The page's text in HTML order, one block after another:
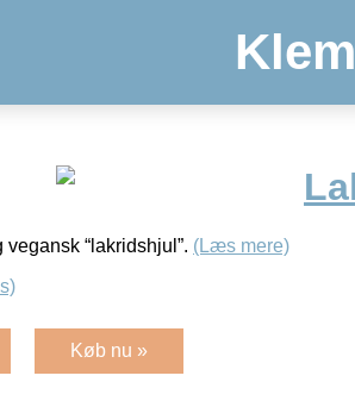
“lakridshjul”. (Læs mere)
Køb nu »